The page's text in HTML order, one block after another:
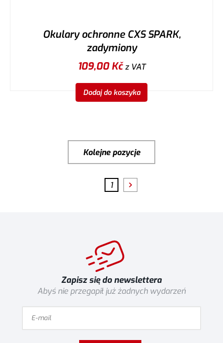
Okulary ochronne CXS SPARK,
zadymiony
109,00Kčz VAT
Dodaj do koszyka
Kolejne pozycje
1
Zapisz się do newslettera
Abyś nie przegapił już żadnych wydarzeń